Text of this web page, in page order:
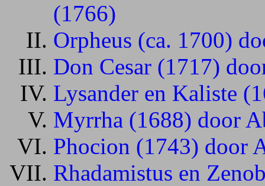
(1766)
Orpheus (ca. 1700)
Don Cesar (1717)
Lysander en Kaliste
Myrrha (1688) door
Phocion (1743) door
Rhadamistus en